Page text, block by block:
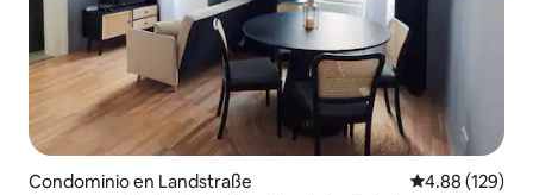
Condominio en Landstraße Calificación
4.88 (129)